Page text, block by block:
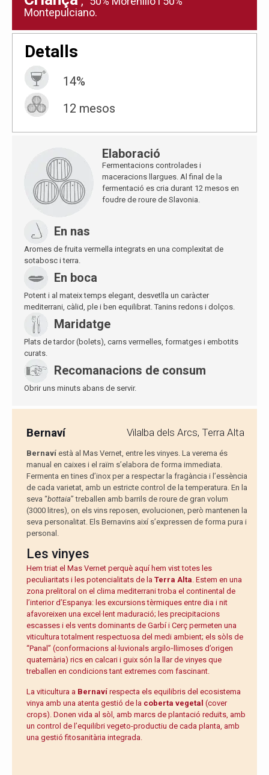
Montepulciano.
Detalls
14%
12 mesos
Elaboració
Fermentacions controlades i
maceracions llargues. Al final de la
fermentació es cria durant 12 mesos en
foudre de roure de Slavonia.
En nas
Aromes de fruita vermella integrats en una complexitat de
sotabosc i terra.
En boca
Potent i al mateix temps elegant, desvetlla un caràcter
mediterrani, càlid, ple i ben equilibrat. Tanins redons i dolços.
Maridatge
Plats de tardor (bolets), carns vermelles, formatges i embotits
curats.
Recomanacions de consum
Obrir uns minuts abans de servir.
Bernaví Vilalba dels Arcs, Terra Alta
Bernavíestà al Mas Vernet, entre les vinyes. La verema és
manual en caixes i el raïm s’elabora de forma immediata.
Fermenta en tines d’inox per a respectar la fragància i l’essència
de cada varietat, amb un estricte control de la temperatura. En la
seva “bottaia” treballen amb barrils de roure de gran volum
(3000 litres), on els vins reposen, evolucionen, però mantenen la
seva personalitat. Els Bernavins així s’expressen de forma pura i
personal.
Les vinyes
Hem triat el Mas Vernet perquè aquí hem vist totes les
peculiaritats i les potencialitats de la Terra Alta. Estem en una
zona prelitoral on el clima mediterrani troba el continental de
l’interior d’Espanya: les excursions tèrmiques entre dia i nit
afavoreixen una excel·lent maduració; les precipitacions
escasses i els vents dominants de Garbí i Cerç permeten una
viticultura totalment respectuosa del medi ambient; els sòls de
“Panal” (conformacions al·luvionals argilo‐llimoses d’origen
quaternària) rics en calcari i guix són la llar de vinyes que
treballen en condicions tant extremes com fascinant.
La viticultura a Bernavírespecta els equilibris del ecosistema
vinya amb una atenta gestió de la coberta vegetal (cover
crops). Donen vida al sòl, amb marcs de plantació reduïts, amb
un control de l’equilibri vegeto-productiu de cada planta, amb
una gestió fitosanitària integrada.